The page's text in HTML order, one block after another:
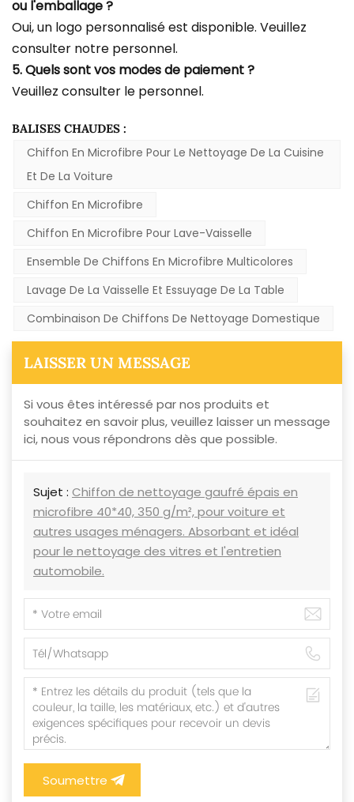
ou l'emballage ?
Oui, un logo personnalisé est disponible. Veuillez
consulter notre personnel.
5. Quels sont vos modes de paiement ?
Veuillez consulter le personnel.
BALISES CHAUDES :
Chiffon En Microfibre Pour Le Nettoyage De La Cuisine
Et De La Voiture
Chiffon En Microfibre
Chiffon En Microfibre Pour Lave-Vaisselle
Ensemble De Chiffons En Microfibre Multicolores
Lavage De La Vaisselle Et Essuyage De La Table
Combinaison De Chiffons De Nettoyage Domestique
LAISSER UN MESSAGE
Si vous êtes intéressé par nos produits et
souhaitez en savoir plus, veuillez laisser un message
ici, nous vous répondrons dès que possible.
Sujet : Chiffon de nettoyage gaufré épais en
microfibre 40*40, 350 g/m², pour voiture et
autres usages ménagers. Absorbant et idéal
pour le nettoyage des vitres et l'entretien
automobile.
Soumettre